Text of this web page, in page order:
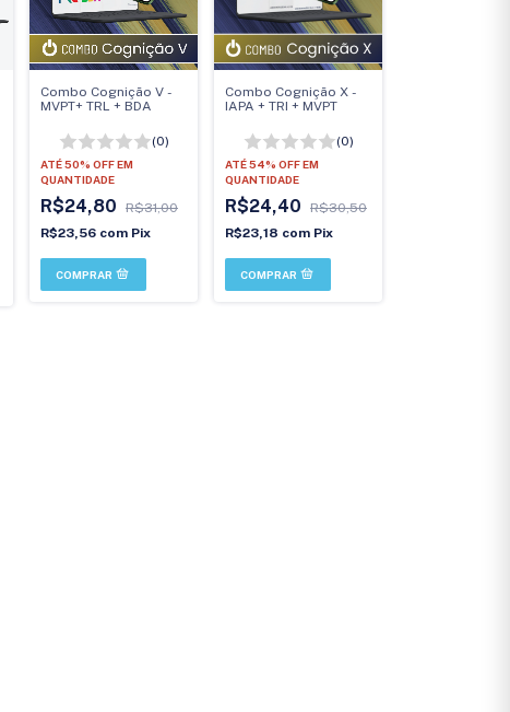
Combo Cognição V -
MVPT+ TRL + BDA
(0)
ATÉ 50% OFFEM
QUANTIDADE
R$24,80
R$31,00
R$23,56 com Pix
Combo Cognição X -
IAPA + TRI + MVPT
(0)
ATÉ 54% OFFEM
QUANTIDADE
R$24,40
R$30,50
R$23,18 com Pix